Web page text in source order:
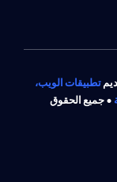
تطبيقات الويب،
• جميع الحقوق